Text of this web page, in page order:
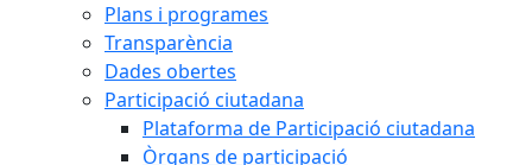
Plans i programes
Transparència
Dades obertes
Participació ciutadana
Plataforma de Participació ciutadana
Òrgans de participació